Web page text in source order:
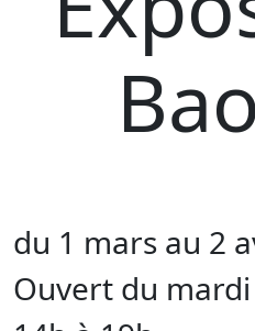
du 1 mars au 2
Ouvert du